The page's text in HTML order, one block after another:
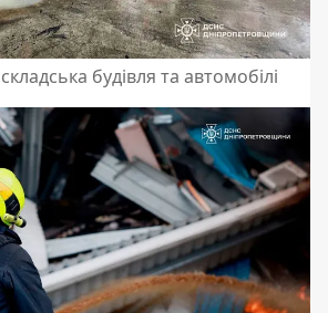
будівля та автомобілі